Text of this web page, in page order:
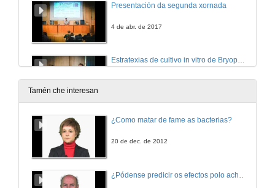
Presentación da segunda xornada
4 de abr. de 2017
Estratexias de cultivo in vitro de Bryophyllum daigremontianum
4 de abr. de 2017
International Cooperation
A project about Onchocerciasis in Ethiopia
Tamén che interesan
¿Como matar de fame as bacterias?
20 de dec. de 2012